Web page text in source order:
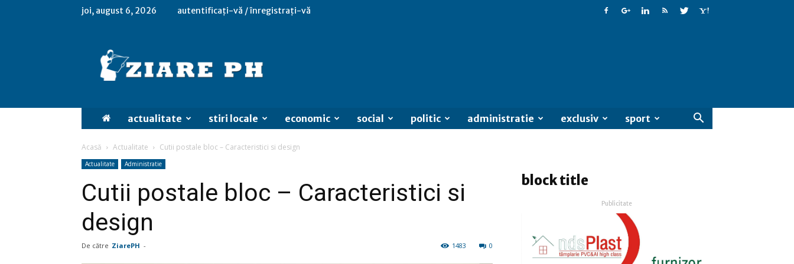
joi, august 6, 2026 autentificați-vă / înregistrați-vă
actualitate stiri locale economic social politic administratie exclusiv sport
Acasă Actualitate Cutii postale bloc – Caracteristici si design
Actualitate Administratie
Cutii postale bloc – Caracteristici si
design
De către ZiarePH - 0
1483
block title
Publicitate